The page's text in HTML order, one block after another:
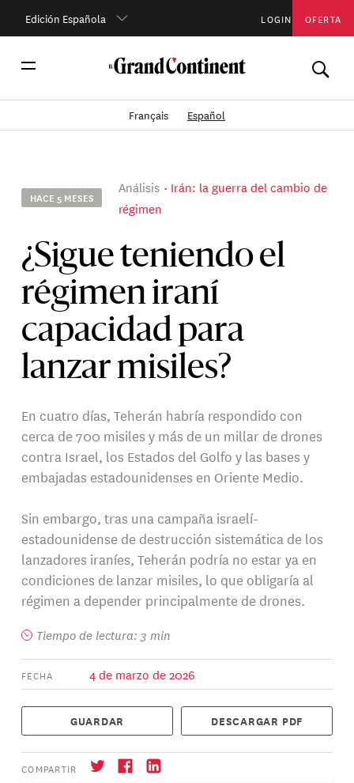
Edición Española LOGIN OFERTA
Français Español
HACE 5 MESES
Análisis
Irán: la guerra del cambio de
régimen
¿Sigue teniendo el
régimen iraní
capacidad para
lanzar misiles?
En cuatro días, Teherán habría respondido con
cerca de 700 misiles y más de un millar de drones
contra Israel, los Estados del Golfo y las bases y
embajadas estadounidenses en Oriente Medio.
Sin embargo, tras una campaña israelí-
estadounidense de destrucción sistemática de los
lanzadores iraníes, Teherán podría no estar ya en
condiciones de lanzar misiles, lo que obligaría al
régimen a depender principalmente de drones.
Tiempo de lectura: 3 min
FECHA 4 de marzo de 2026
GUARDAR DESCARGAR PDF
COMPARTIR